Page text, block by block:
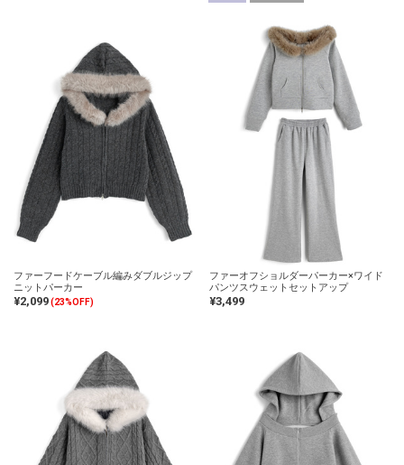
ファーフードケーブル編みダブルジップ
ニットパーカー
¥2,099(23%OFF)
ファーオフショルダーパーカー×ワイド
パンツスウェットセットアップ
¥3,499